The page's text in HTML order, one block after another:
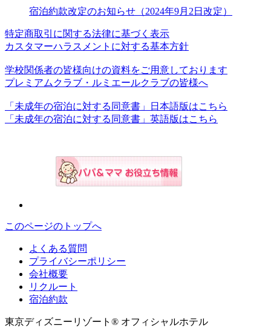
宿泊約款改定のお知らせ（2024年9月2日改定）
特定商取引に関する法律に基づく表示
カスタマーハラスメントに対する基本方針
学校関係者の皆様向けの資料をご用意しております
プレミアムクラブ・ルミエールクラブの皆様へ
「未成年の宿泊に対する同意書」日本語版はこちら
「未成年の宿泊に対する同意書」英語版はこちら
このページのトップへ
よくある質問
プライバシーポリシー
会社概要
リクルート
宿泊約款
東京ディズニーリゾート® オフィシャルホテル